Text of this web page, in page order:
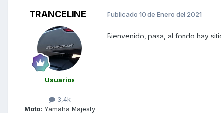
TRANCELINE
Usuarios
3,4k
Moto: Yamaha Majesty
Publicado 10 de Enero del 2021
Bienvenido, pasa, al fondo hay